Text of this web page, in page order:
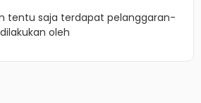
tentu saja terdapat pelanggaran-
oleh